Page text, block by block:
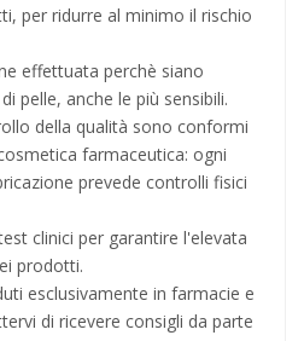
per ridurre al minimo il rischio
effettuata perchè siano
pelle, anche le più sensibili.
della qualità sono conformi
farmaceutica: ogni
prevede controlli fisici
clinici per garantire l'elevata
prodotti.
esclusivamente in farmacie e
di ricevere consigli da parte